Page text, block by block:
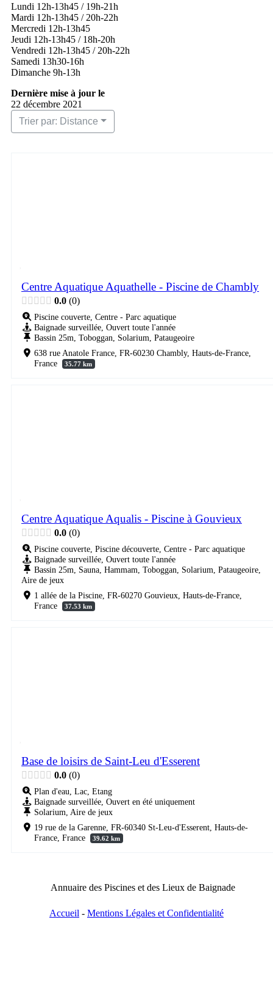
Lundi 12h-13h45 / 19h-21h
Mardi 12h-13h45 / 20h-22h
Mercredi 12h-13h45
Jeudi 12h-13h45 / 18h-20h
Vendredi 12h-13h45 / 20h-22h
Samedi 13h30-16h
Dimanche 9h-13h
Dernière mise à jour le
22 décembre 2021
Trier par: Distance
Centre Aquatique Aquathelle - Piscine de Chambly
0.0 0
Piscine couverte, Centre - Parc aquatique
Baignade surveillée, Ouvert toute l'année
Bassin 25m, Toboggan, Solarium, Pataugeoire
638 rue Anatole France, FR-60230 Chambly, Hauts-de-France,
France
35.77 km
Centre Aquatique Aqualis - Piscine à Gouvieux
0.0 0
Piscine couverte, Piscine découverte, Centre - Parc aquatique
Baignade surveillée, Ouvert toute l'année
Bassin 25m, Sauna, Hammam, Toboggan, Solarium, Pataugeoire,
Aire de jeux
1 allée de la Piscine, FR-60270 Gouvieux, Hauts-de-France,
France
37.53 km
Base de loisirs de Saint-Leu d'Esserent
0.0 0
Plan d'eau, Lac, Etang
Baignade surveillée, Ouvert en été uniquement
Solarium, Aire de jeux
19 rue de la Garenne, FR-60340 St-Leu-d'Esserent, Hauts-de-
France, France
39.62 km
Annuaire des Piscines et des Lieux de Baignade
Accueil - Mentions Légales et Confidentialité